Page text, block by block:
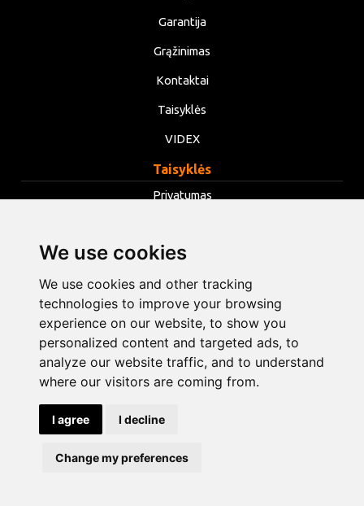
We use cookies
We use cookies and other tracking
technologies to improve your browsing
experience on our website, to show you
personalized content and targeted ads, to
analyze our website traffic, and to understand
where our visitors are coming from.
I agree I decline
Change my preferences
Garantija
Grąžinimas
Kontaktai
Taisyklės
VIDEX
Taisyklės
Privatumas
Slapukai
Keisti slapukų nustatymus
info@opentools.lv +371 26272360
Prekybos partneris: varle.lt